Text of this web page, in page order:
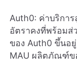
Auth0: ค่าบริกา
อัตราคงที่พร้อมส่
ของ Auth0 ขึ้นอ
MAU ผลิตภัณฑ์ข